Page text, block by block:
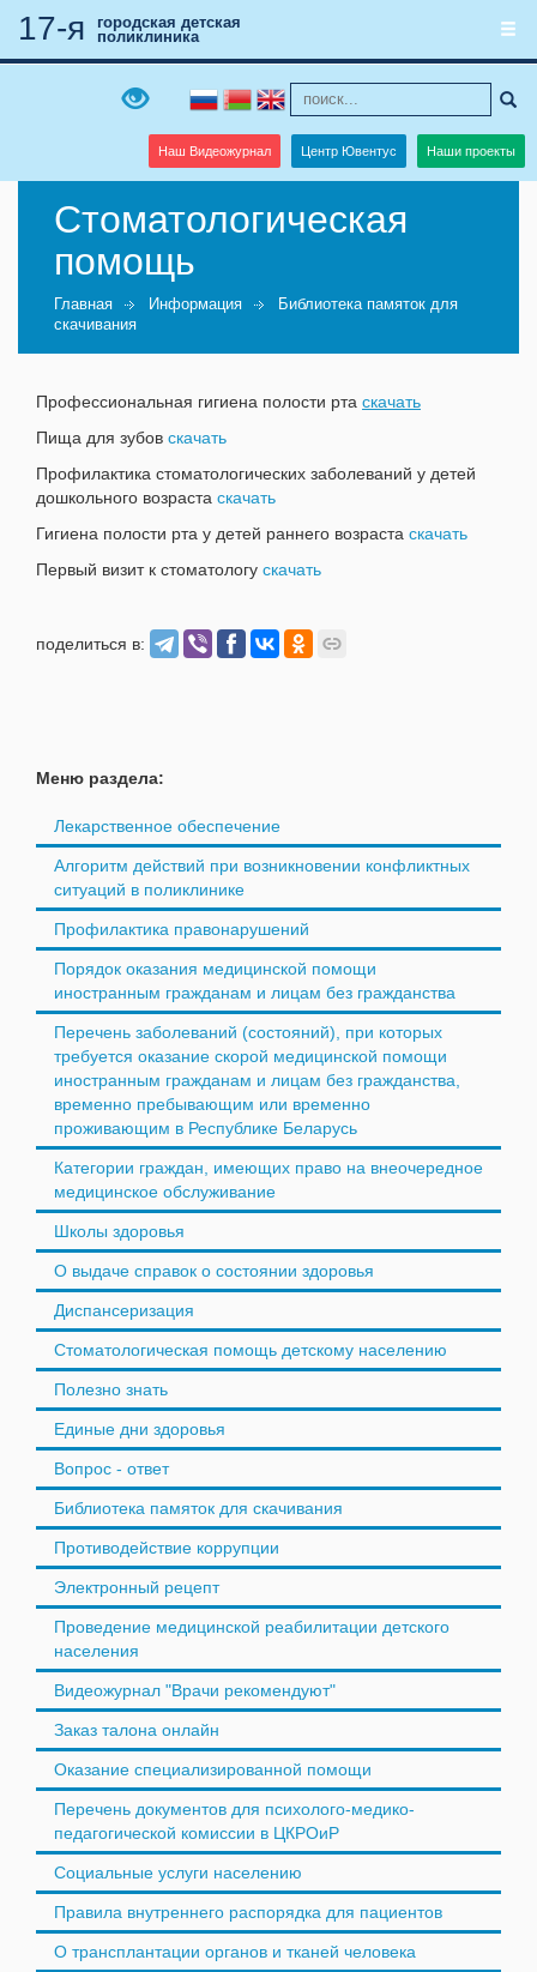
Наш Видеожурнал Центр Ювентус Наши проекты
17-я
городская детская
поликлиника
Стоматологическая
помощь
Главная Информация
Библиотека памяток для
скачивания
Профессиональная гигиена полости рта скачать
Пища для зубов скачать
Профилактика стоматологических заболеваний у детей
дошкольного возраста скачать
Гигиена полости рта у детей раннего возраста скачать
Первый визит к стоматологу скачать
поделиться в:
Меню раздела:
Лекарственное обеспечение
Алгоритм действий при возникновении конфликтных
ситуаций в поликлинике
Профилактика правонарушений
Порядок оказания медицинской помощи
иностранным гражданам и лицам без гражданства
Перечень заболеваний (состояний), при которых
требуется оказание скорой медицинской помощи
иностранным гражданам и лицам без гражданства,
временно пребывающим или временно
проживающим в Республике Беларусь
Категории граждан, имеющих право на внеочередное
медицинское обслуживание
Школы здоровья
О выдаче справок о состоянии здоровья
Диспансеризация
Стоматологическая помощь детскому населению
Полезно знать
Единые дни здоровья
Вопрос - ответ
Библиотека памяток для скачивания
Противодействие коррупции
Электронный рецепт
Проведение медицинской реабилитации детского
населения
Видеожурнал "Врачи рекомендуют"
Заказ талона онлайн
Оказание специализированной помощи
Перечень документов для психолого-медико-
педагогической комиссии в ЦКРОиР
Социальные услуги населению
Правила внутреннего распорядка для пациентов
О трансплантации органов и тканей человека